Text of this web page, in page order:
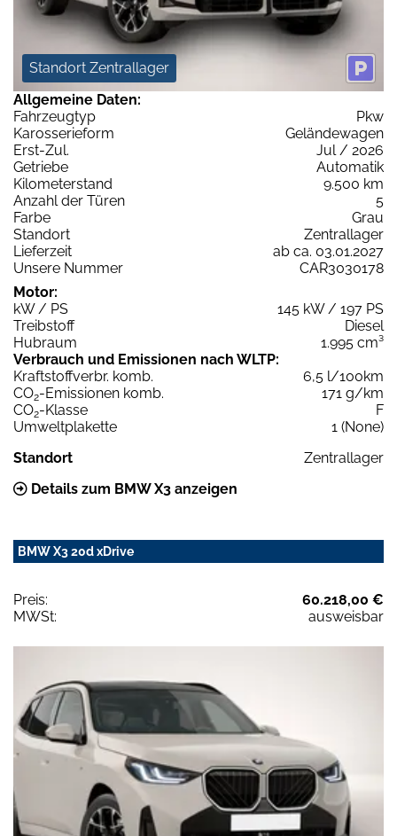
Standort Zentrallager
Allgemeine Daten:
Fahrzeugtyp
Pkw
Karosserieform
Geländewagen
Erst-Zul.
Jul / 2026
Getriebe
Automatik
Kilometerstand
9.500 km
Anzahl der Türen
5
Farbe
Grau
Standort
Zentrallager
Lieferzeit
ab ca. 03.01.2027
Unsere Nummer
CAR3030178
Motor:
kW / PS
145 kW / 197 PS
Treibstoff
Diesel
Hubraum
1.995 cm³
Verbrauch und Emissionen nach WLTP:
Kraftstoffverbr. komb.
6,5 l/100km
CO2-Emissionen komb.
171 g/km
CO2-Klasse
F
Umweltplakette
1 (None)
Standort
Zentrallager
Details zum BMW X3 anzeigen
BMW X3 20d xDrive
Preis:
60.218,00 €
MWSt:
ausweisbar